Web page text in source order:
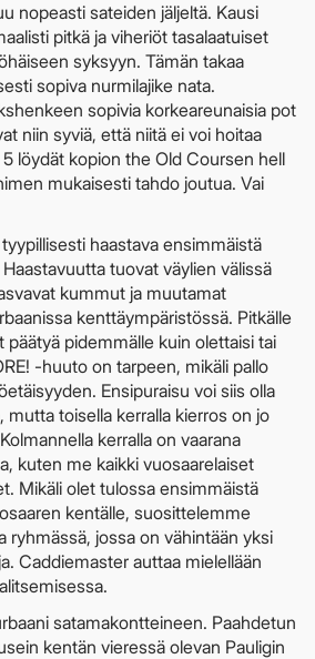
nopeasti sateiden jäljeltä. Kausi
pitkä ja viheriöt tasalaatuiset
syksyyn. Tämän takaa
sopiva nurmilajike nata.
sopivia korkeareunaisia pot
niin syviä, että niitä ei voi hoitaa
löydät kopion the Old Coursen hell
mukaisesti tahdo joutua. Vai
haastava ensimmäistä
tuovat väylien välissä
kummut ja muutamat
kenttäympäristössä. Pitkälle
päätyä pidemmälle kuin olettaisi tai
-huuto on tarpeen, mikäli pallo
Ensipuraisu voi siis olla
mutta toisella kerralla kierros on jo
kerralla on vaarana
kuten me kaikki vuosaarelaiset
Mikäli olet tulossa ensimmäistä
kentälle, suosittelemme
ryhmässä, jossa on vähintään yksi
Caddiemaster auttaa mielellään
satamakontteineen. Paahdetun
kentän vieressä olevan Pauligin